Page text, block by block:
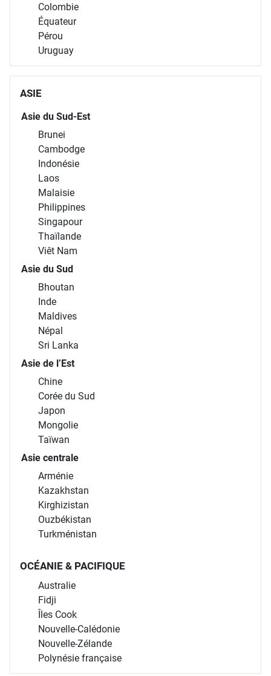
Colombie
Équateur
Pérou
Uruguay
ASIE
Asie du Sud-Est
Brunei
Cambodge
Indonésie
Laos
Malaisie
Philippines
Singapour
Thaïlande
Viêt Nam
Asie du Sud
Bhoutan
Inde
Maldives
Népal
Sri Lanka
Asie de l’Est
Chine
Corée du Sud
Japon
Mongolie
Taïwan
Asie centrale
Arménie
Kazakhstan
Kirghizistan
Ouzbékistan
Turkménistan
OCÉANIE & PACIFIQUE
Australie
Fidji
Îles Cook
Nouvelle-Calédonie
Nouvelle-Zélande
Polynésie française